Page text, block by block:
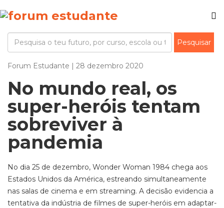
Forum Estudante | 28 dezembro 2020
No mundo real, os
super-heróis tentam
sobreviver à
pandemia
No dia 25 de dezembro, Wonder Woman 1984 chega aos
Estados Unidos da América, estreando simultaneamente
nas salas de cinema e em streaming. A decisão evidencia a
tentativa da indústria de filmes de super-heróis em adaptar-